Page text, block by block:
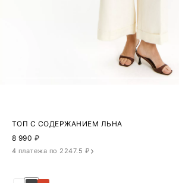
ТОП С СОДЕРЖАНИЕМ ЛЬНА
8 990 ₽
4 платежа по 2247.5 ₽